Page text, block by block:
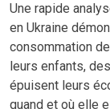
Une rapide
en Ukraine
consommation
leurs enfants,
épuisent leurs
quand et où elle